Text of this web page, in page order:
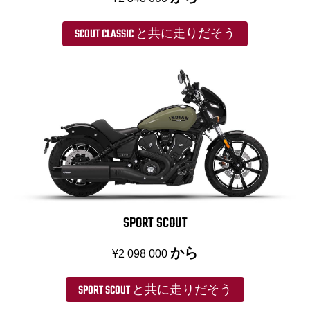
SCOUT CLASSIC と共に走りだそう
SPORT SCOUT
¥2 098 000 から
SPORT SCOUT と共に走りだそう